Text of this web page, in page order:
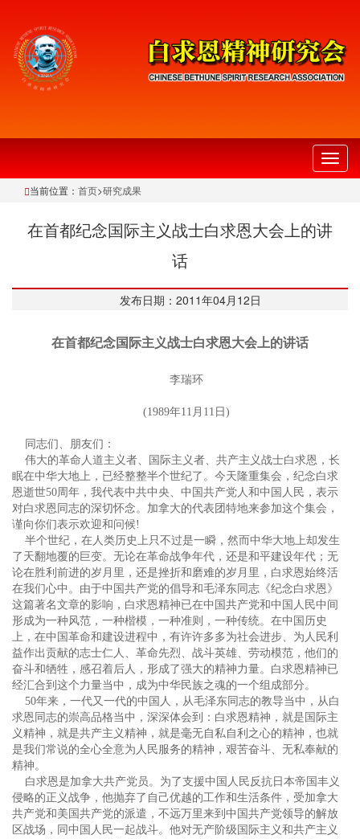
切
换
当前位置： 首页>研究成果
在首都纪念国际主义战士白求恩大会上的讲
话
发布日期：2011年04月12日
在首都纪念国际主义战士白求恩大会上的讲话
李瑞环
(1989年11月11日)
同志们、朋友们：
伟大的革命人道主义者、国际主义者、共产主义战士白求恩，长
眠在中华大地上，已经整整半个世纪了。今天隆重集会，纪念白求
恩逝世50周年，我代表中共中央、中国共产党人和中国人民，表示
对白求恩同志的深切怀念。加拿大的代表团特地来参加这个集会，
谨向你们表示欢迎和问候!
半个世纪，在人类历史上只不过是一瞬，然而中华大地上却发生
了天翻地覆的巨变。无论在革命战争年代，还是和平建设年代；无
论在胜利前进的岁月里，还是挫折和磨难的岁月里，白求恩始终活
在我们心中。由于中国共产党的倡导和毛泽东同志《纪念白求恩》
这篇著名文章的影响，白求恩精神已在中国共产党和中国人民中间
形成为一种风范，一种楷模，一种准则，一种传统。在中国历史
上，在中国革命和建设进程中，有许许多多为社会进步、为人民利
益作出贡献的志士仁人、革命先烈、战斗英雄、劳动模范，他们的
奋斗和牺牲，感召着后人，形成了强大的精神力量。白求恩精神已
经汇合到这个力量当中，成为中华民族之魂的一个组成部分。
50年来，一代又一代的中国人，从毛泽东同志的教导当中，从白
求恩同志的崇高品格当中，深深体会到：白求恩精神，就是国际主
义精神，就是共产主义精神，就是毫无自私自利之心的精神，也就
是我们常说的全心全意为人民服务的精神，艰苦奋斗、无私奉献的
精神。
白求恩是加拿大共产党员。为了支援中国人民反抗日本帝国丰义
侵略的正义战争，他抛弃了自己优越的工作和生活条件，受加拿大
共产党和美国共产党的派遣，不远万里来到中国共产党领导的解放
区战场，同中国人民一起战斗。他对无产阶级国际主义和共产主义